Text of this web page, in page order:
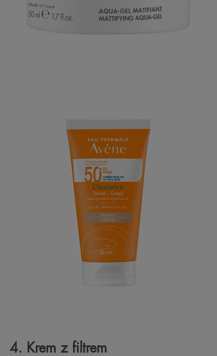
4. Krem z filtrem